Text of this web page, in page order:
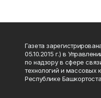
Газета
05.10.2015 г.) в
по надзору в сфере
технологий и массовых
Республике